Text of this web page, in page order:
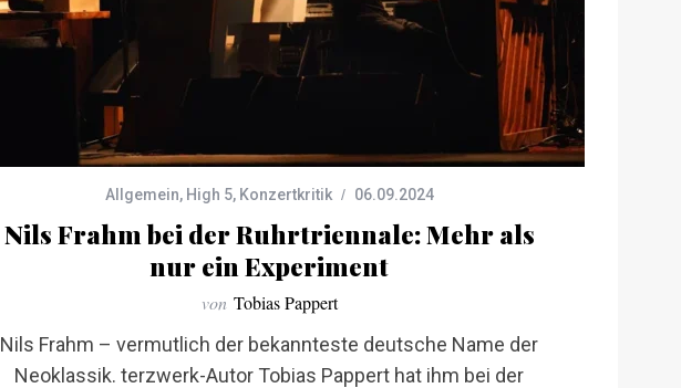
Allgemein, High 5, Konzertkritik 06.09.2024
Nils Frahm bei der Ruhrtriennale: Mehr als
nur ein Experiment
von Tobias Pappert
Nils Frahm – vermutlich der bekannteste deutsche Name der
Neoklassik. terzwerk-Autor Tobias Pappert hat ihm bei der